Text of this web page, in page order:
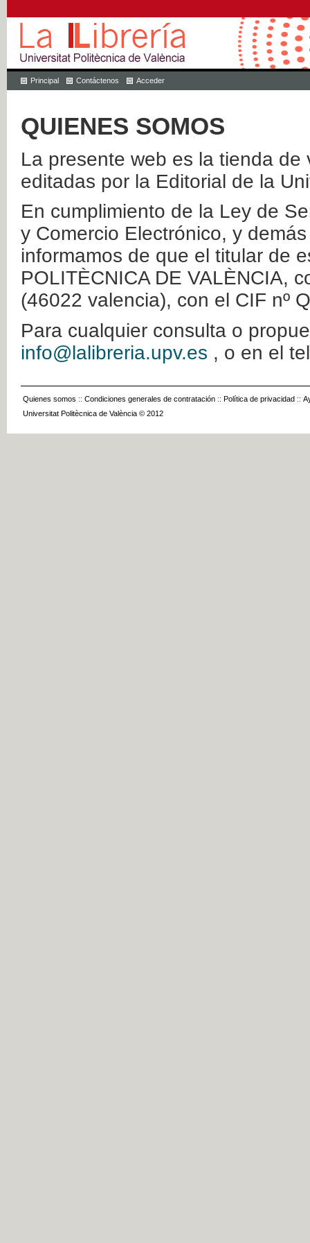
Principal Contáctenos Acceder
QUIENES SOMOS
La presente web es la tienda
editadas por la Editorial de la
En cumplimiento de la Ley de
y Comercio Electrónico, y
informamos de que el titular de
POLITÈCNICA DE VALÈNCIA,
(46022 valencia), con el CIF nº
Para cualquier consulta o
info@lalibreria.upv.es , o en el
Quienes somos :: Condiciones generales de contratación :: Política de privacidad ::
Universitat Politècnica de València © 2012